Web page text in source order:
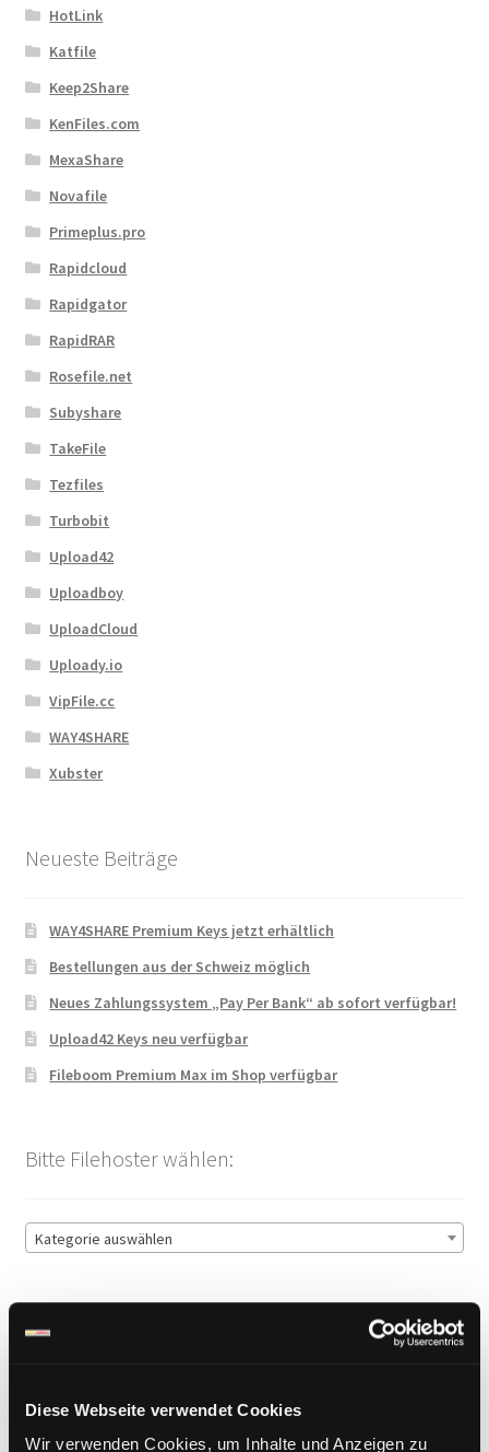
Diese Webseite verwendet Cookies
Wir verwenden Cookies, um Inhalte und Anzeigen zu
HotLink
Katfile
Keep2Share
KenFiles.com
MexaShare
Novafile
Primeplus.pro
Rapidcloud
Rapidgator
RapidRAR
Rosefile.net
Subyshare
TakeFile
Tezfiles
Turbobit
Upload42
Uploadboy
UploadCloud
Uploady.io
VipFile.cc
WAY4SHARE
Xubster
Neueste Beiträge
WAY4SHARE Premium Keys jetzt erhältlich
Bestellungen aus der Schweiz möglich
Neues Zahlungssystem „Pay Per Bank“ ab sofort verfügbar!
Upload42 Keys neu verfügbar
Fileboom Premium Max im Shop verfügbar
Bitte Filehoster wählen:
Kategorie auswählen